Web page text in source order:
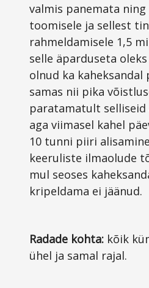
valmis panemata
toomisele ja sellest
rahmeldamisele 1,5
selle äparduseta
olnud ka kaheksandal
samas nii pika
paratamatult selliseid
aga viimasel kahel
10 tunni piiri
keeruliste ilmaolude
mul seoses
kripeldama ei jäänud.
Radade kohta: kõik
ühel ja samal rajal.